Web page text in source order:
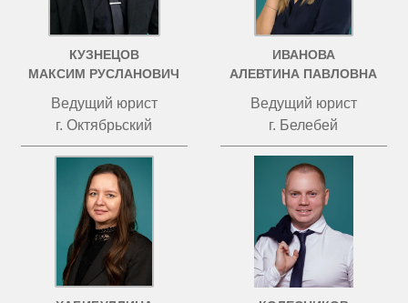
КУЗНЕЦОВ
МАКСИМ РУСЛАНОВИЧ
Ведущий юрист
г. Октябрьский
ИВАНОВА
АЛЕВТИНА ПАВЛОВНА
Ведущий юрист
г. Белебей